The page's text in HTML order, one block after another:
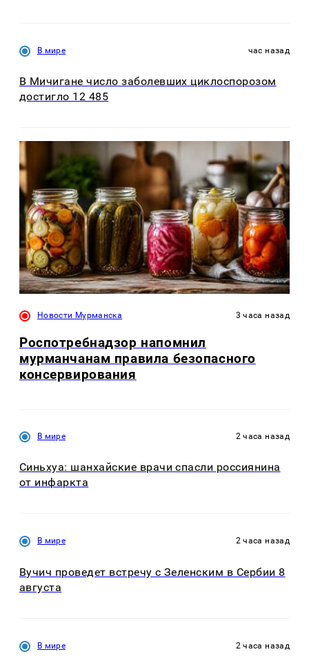
В мире час назад
В Мичигане число заболевших циклоспорозом
достигло 12 485
Новости Мурманска 3 часа назад
Роспотребнадзор напомнил
мурманчанам правила безопасного
консервирования
В мире 2 часа назад
Синьхуа: шанхайские врачи спасли россиянина
от инфаркта
В мире 2 часа назад
Вучич проведет встречу с Зеленским в Сербии 8
августа
В мире 2 часа назад